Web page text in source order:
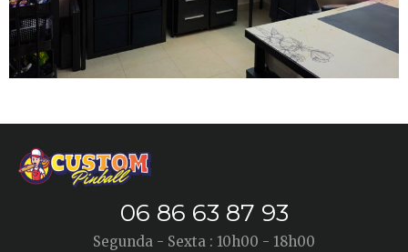
06 86 63 87 93
Segunda - Sexta : 10h00 - 18h00